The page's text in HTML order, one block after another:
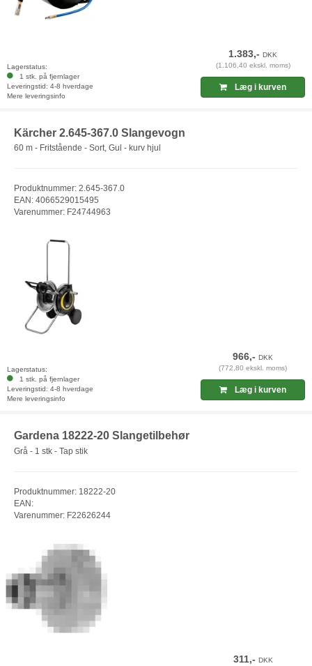
Lagerstatus:
1 stk. på fjernlager
Leveringstid: 4-8 hverdage
Mere leveringsinfo
1.383,-DKK
(1.106,40 ekskl. moms)
Læg i kurven
Kärcher 2.645-367.0 Slangevogn
60 m - Fritstående - Sort, Gul - kurv hjul
Produktnummer: 2.645-367.0
EAN: 4066529015495
Varenummer: F24744963
Lagerstatus:
1 stk. på fjernlager
Leveringstid: 4-8 hverdage
Mere leveringsinfo
966,-DKK
(772,80 ekskl. moms)
Læg i kurven
Gardena 18222-20 Slangetilbehør
Grå - 1 stk - Tap stik
Produktnummer: 18222-20
EAN:
Varenummer: F22626244
311,- DKK